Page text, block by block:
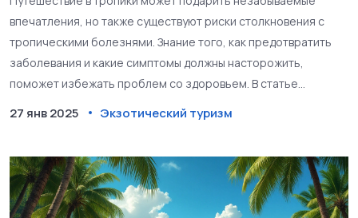
впечатления, но также существуют риски столкновения с
тропическими болезнями. Знание того, как предотвратить
заболевания и какие симптомы должны насторожить,
поможет избежать проблем со здоровьем. В статье
профилактика, и советы для туристов. Подготовленный к
тропиков без излишних тревог.
27 янв 2025 Экзотический туризм